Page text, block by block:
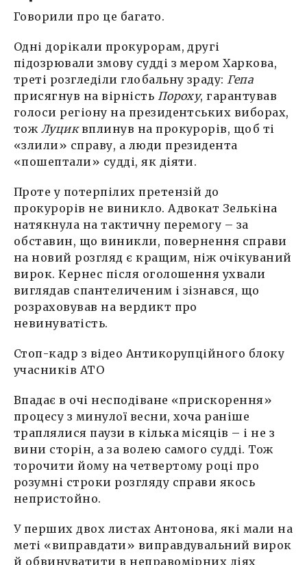
Говорили про це багато.
Одні дорікали прокурорам, другі
підозрювали змову судді з мером Харкова,
треті розгледіли глобальну зраду:Гепа
присягнув на вірність Пороху, гарантував
голоси регіону на президентських виборах,
тож Луциквплинув на прокурорів, щоб ті
«злили» справу, а люди президента
«пошептали» судді, як діяти.
Проте у потерпілих претензій до
прокурорів не виникло. Адвокат Зелькіна
натякнула на тактичну перемогу – за
обставин, що виникли, повернення справи
на новий розгляд є кращим, ніж очікуваний
вирок. Кернес після оголошення ухвали
виглядав спантеличеним і зізнався, що
розраховував на вердикт про
невинуватість.
Стоп-кадр з відео Антикорупційного блоку
учасників АТО
Впадає в очі несподіване «прискорення»
процесу з минулої весни, хоча раніше
траплялися паузи в кілька місяців – і не з
вини сторін, а за волею самого судді. Тож
торочити йому на четвертому році про
розумні строки розгляду справи якось
непристойно.
У перших двох листах Антонова, які мали на
меті «виправдати» виправдувальний вирок
й обвинуватити в неправомірних діях